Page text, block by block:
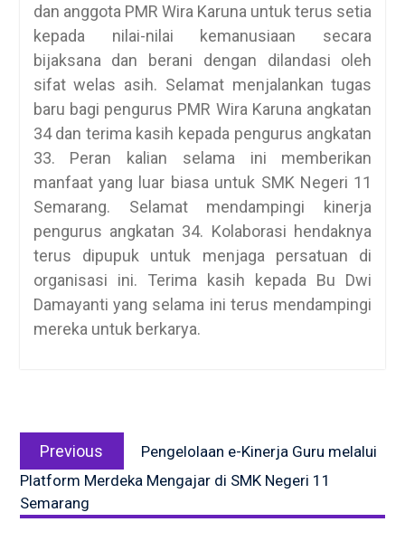
dan anggota PMR Wira Karuna untuk terus setia
kepada nilai-nilai kemanusiaan secara
bijaksana dan berani dengan dilandasi oleh
sifat welas asih. Selamat menjalankan tugas
baru bagi pengurus PMR Wira Karuna angkatan
34 dan terima kasih kepada pengurus angkatan
33. Peran kalian selama ini memberikan
manfaat yang luar biasa untuk SMK Negeri 11
Semarang. Selamat mendampingi kinerja
pengurus angkatan 34. Kolaborasi hendaknya
terus dipupuk untuk menjaga persatuan di
organisasi ini. Terima kasih kepada Bu Dwi
Damayanti yang selama ini terus mendampingi
mereka untuk berkarya.
navigation
Previous
post:
Pengelolaan e-Kinerja Guru melalui
Platform Merdeka Mengajar di SMK Negeri 11
Semarang